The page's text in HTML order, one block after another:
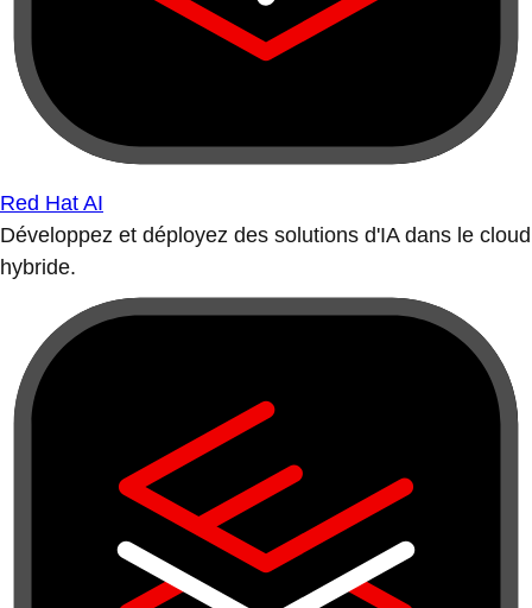
Red Hat AI
Développez et déployez des solutions d'IA dans le cloud
hybride.